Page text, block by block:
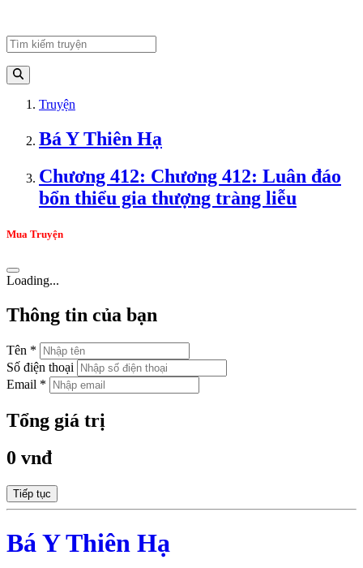
Truyện
Bá Y Thiên Hạ
Chương 412: Chương 412: Luân đáo
bổn thiểu gia thượng tràng liễu
Mua Truyện
Loading...
Thông tin của bạn
Tên *
Số điện thoại
Email *
Tổng giá trị
0 vnđ
Tiếp tục
Bá Y Thiên Hạ